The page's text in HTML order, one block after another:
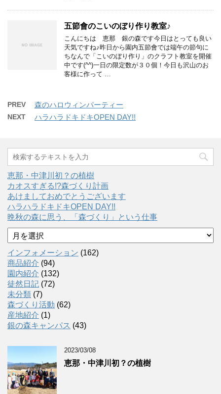
五節會のこいのぼり作り教室♪
こんにちは 恵那 銀の森です今日はとっても良い
天気ですね♪昨日から園内五節會では端午の節句に
ちなんで「こいのぼり作り」のクラフト教室を開催
中です(^^)一日の限定数が３０個！今日も沢山のお
客様に作って …
PREV 森のハロウィンパーティー
NEXT ハラハラドキドキOPEN DAY!!
恵那・中津川初？の植樹
カオスすぎる!?森づくり計画
あけましておめでとうございます
ハラハラドキドキOPEN DAY!!
晩秋の森に思う、「森づくり」という仕事
ア
ー
カ
イ
ブ
インフォメーション (162)
商品紹介 (94)
園内紹介 (132)
徒然日記 (72)
未分類 (7)
森づくり活動 (62)
産地紹介 (1)
銀の森キャンパス (43)
2023/03/08
恵那・中津川初？の植樹